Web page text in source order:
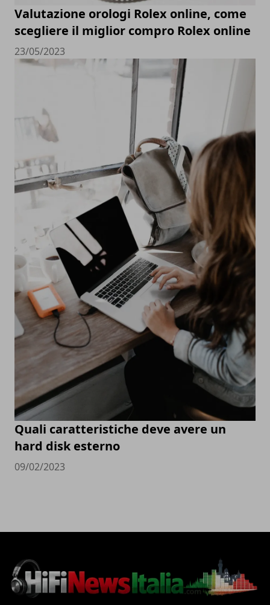
Valutazione orologi Rolex online, come
scegliere il miglior compro Rolex online
23/05/2023
Quali caratteristiche deve avere un
hard disk esterno
09/02/2023